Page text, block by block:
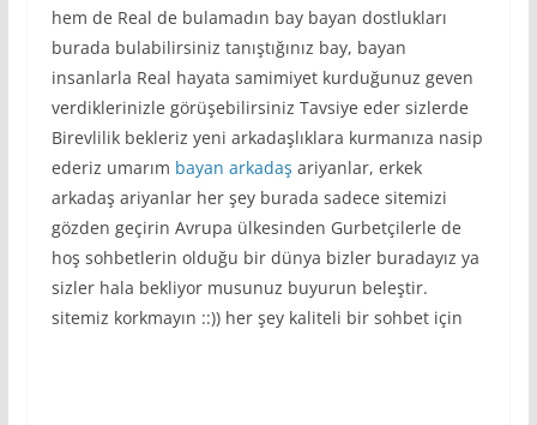
hem de Real de bulamadın bay bayan dostlukları
burada bulabilirsiniz tanıştığınız bay, bayan
insanlarla Real hayata samimiyet kurduğunuz geven
verdiklerinizle görüşebilirsiniz Tavsiye eder sizlerde
Birevlilik bekleriz yeni arkadaşlıklara kurmanıza nasip
ederiz umarım bayan arkadaş ariyanlar, erkek
arkadaş ariyanlar her şey burada sadece sitemizi
gözden geçirin Avrupa ülkesinden Gurbetçilerle de
hoş sohbetlerin olduğu bir dünya bizler buradayız ya
sizler hala bekliyor musunuz buyurun beleştir.
sitemiz korkmayın ::)) her şey kaliteli bir sohbet için